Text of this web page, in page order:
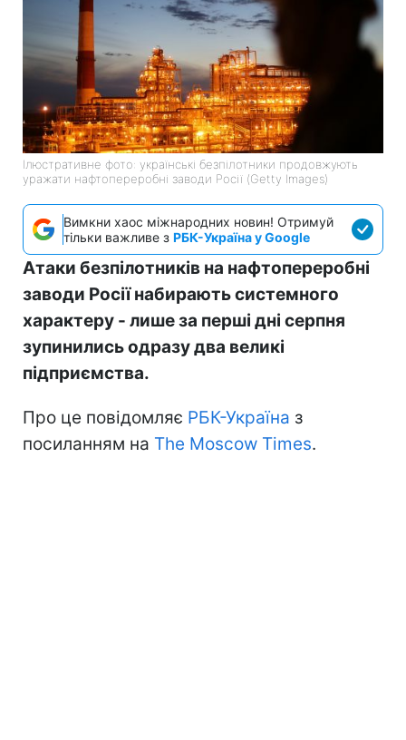
Ілюстративне фото: українські безпілотники продовжують
уражати нафтопереробні заводи Росії (Getty Images)
Вимкни хаос міжнародних новин! Отримуй
тільки важливе з РБК-Україна у Google
Атаки безпілотників на нафтопереробні
заводи Росії набирають системного
характеру - лише за перші дні серпня
зупинились одразу два великі
підприємства.
Про це повідомляє РБК-Україна з
посиланням на The Moscow Times.